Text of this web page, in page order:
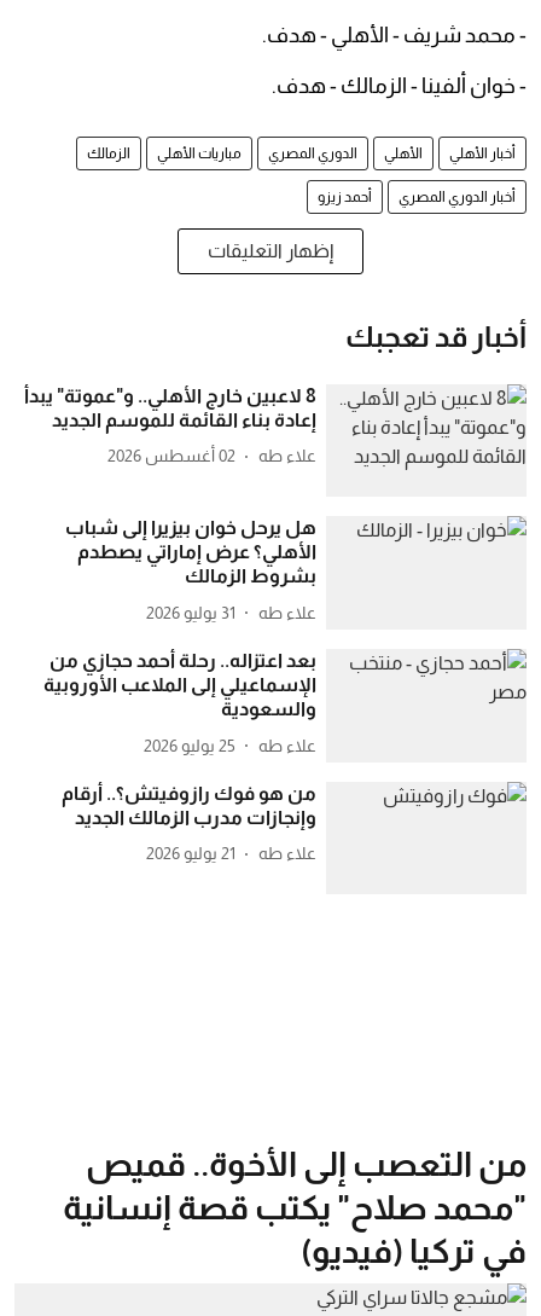
- محمد شريف - الأهلي - هدف.
- خوان ألفينا - الزمالك - هدف.
أخبار الأهلي الأهلي الدوري المصري مباريات الأهلي الزمالك
أخبار الدوري المصري أحمد زيزو
إظهار التعليقات
أخبار قد تعجبك
8 لاعبين خارج الأهلي.. و"عموتة" يبدأ
إعادة بناء القائمة للموسم الجديد
علاء طه 02 أغسطس 2026
هل يرحل خوان بيزيرا إلى شباب
الأهلي؟ عرض إماراتي يصطدم
بشروط الزمالك
علاء طه 31 يوليو 2026
بعد اعتزاله.. رحلة أحمد حجازي من
الإسماعيلي إلى الملاعب الأوروبية
والسعودية
علاء طه 25 يوليو 2026
من هو فوك رازوفيتش؟.. أرقام
وإنجازات مدرب الزمالك الجديد
علاء طه 21 يوليو 2026
من التعصب إلى الأخوة.. قميص
"محمد صلاح" يكتب قصة إنسانية
في تركيا (فيديو)